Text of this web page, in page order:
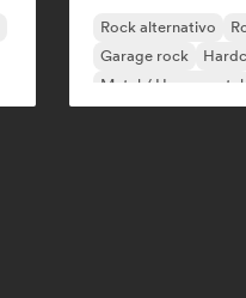
Rock alternativo
Garage rock
Metal / Heavy metal